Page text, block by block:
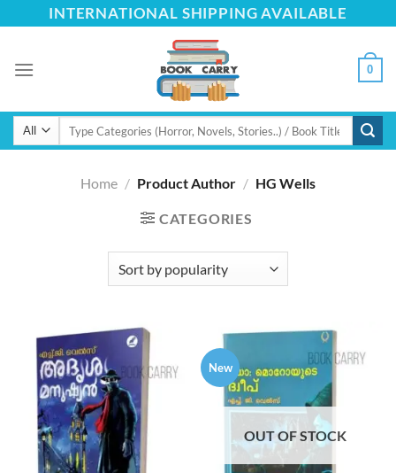
to
INTERNATIONAL SHIPPING AVAILABLE
0
Search
Home / Product Author / HG Wells
CATEGORIES
New
OUT OF STOCK